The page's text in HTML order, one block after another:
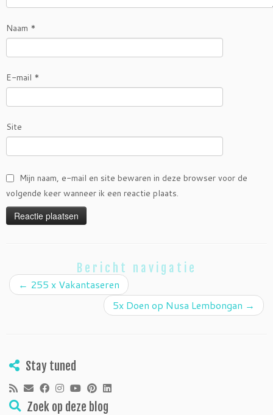
Naam *
E-mail *
Site
Mijn naam, e-mail en site bewaren in deze browser voor de
volgende keer wanneer ik een reactie plaats.
Bericht navigatie
← 255 x Vakantaseren
5x Doen op Nusa Lembongan →
Stay tuned
Zoek op deze blog